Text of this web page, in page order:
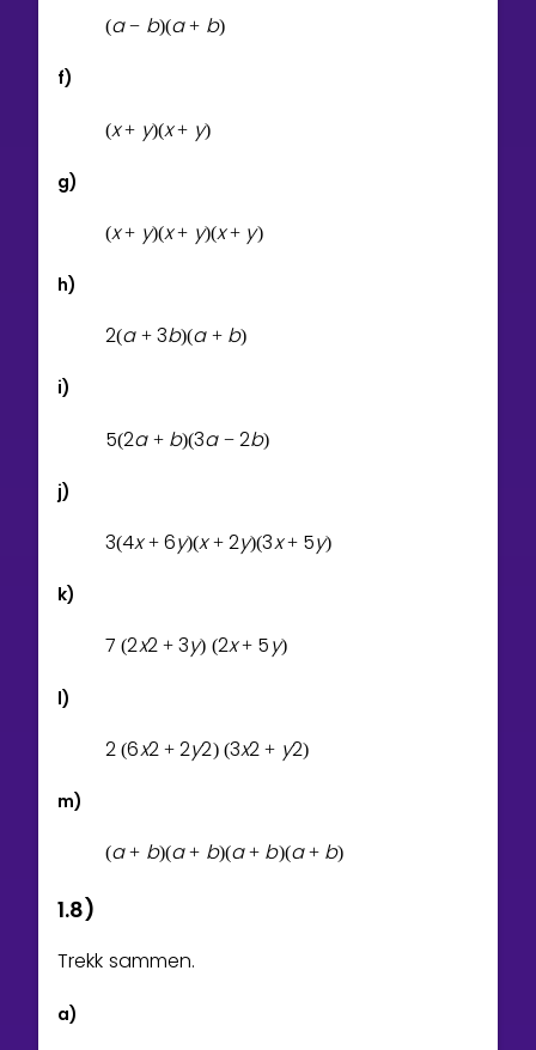
(a − b)(a + b)
f)
(x + y)(x + y)
g)
(x + y)(x + y)(x + y)
h)
2(a + 3b)(a + b)
i)
5(2a + b)(3a − 2b)
j)
3(4x + 6y)(x + 2y)(3x + 5y)
k)
7 (2x2 + 3y) (2x + 5y)
l)
2 (6x2 + 2y2) (3x2 + y2)
m)
(a + b)(a + b)(a + b)(a + b)
1.8)
Trekk sammen.
a)